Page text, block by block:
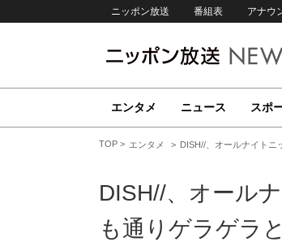
ニッポン放送 番組表 アナウ
エンタメ ニュース スポ
TOP エンタメ DISH//、オールナイトニ
DISH//、オール
も通りゲラゲラ